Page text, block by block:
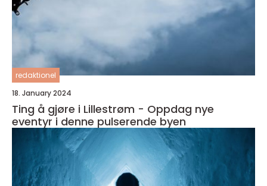
redaktionel
18. January 2024
Ting å gjøre i Lillestrøm - Oppdag nye
eventyr i denne pulserende byen